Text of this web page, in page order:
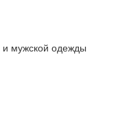
мужской одежды